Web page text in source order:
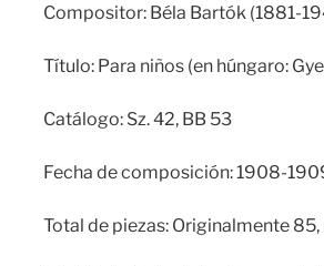
Compositor: Béla Bartók (1881-
Título: Para niños (en húngaro:
Catálogo: Sz. 42, BB 53
Fecha de composición: 1908-
Total de piezas: Originalmente